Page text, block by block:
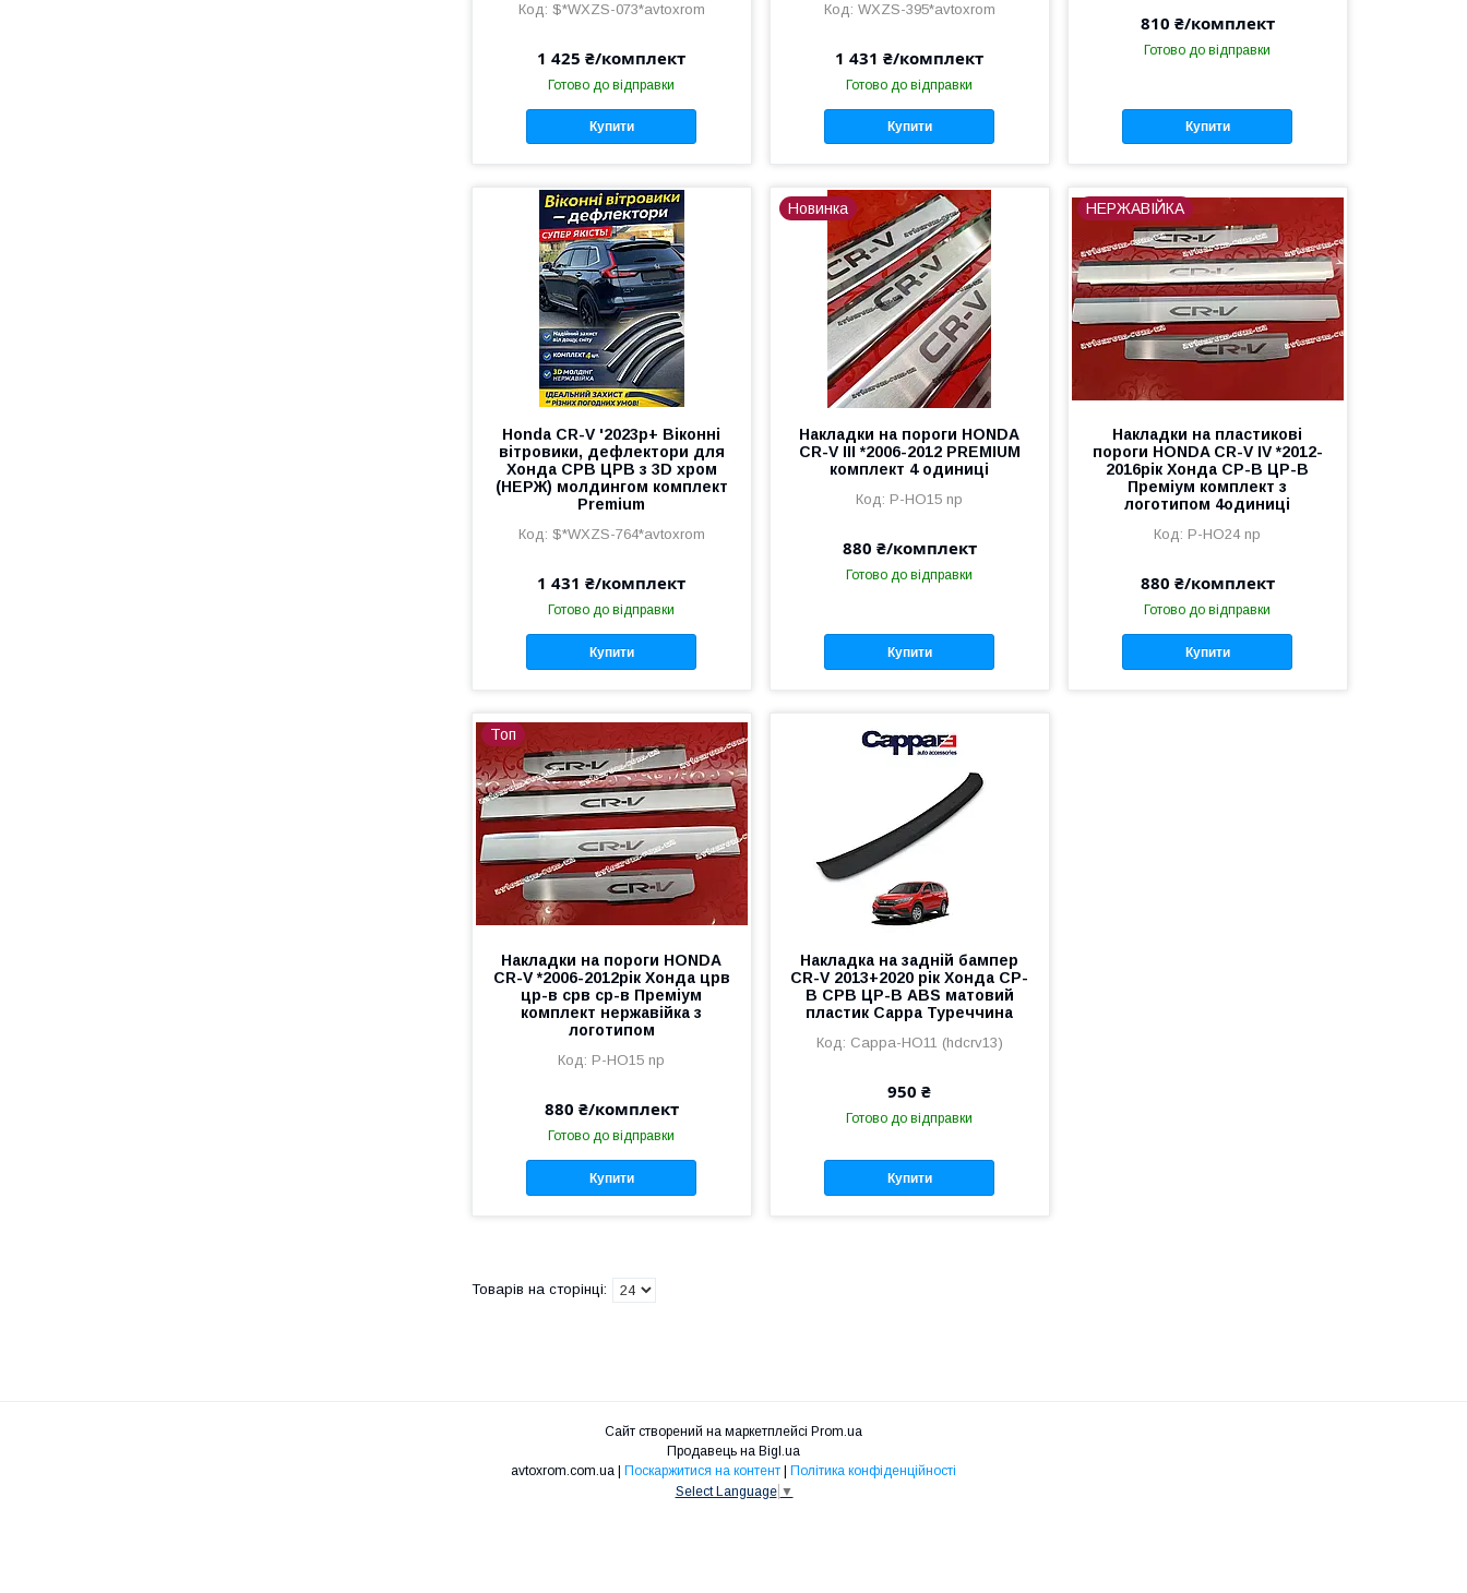
$*WXZS-073*avtoxrom
1 425 ₴/комплект
Готово до відправки
Купити
WXZS-395*avtoxrom
1 431 ₴/комплект
Готово до відправки
Купити
810 ₴/комплект
Готово до відправки
Купити
Honda CR-V '2023р+ Віконні
вітровики, дефлектори для
Хонда СРВ ЦРВ з 3D хром
(НЕРЖ) молдингом комплект
Premium
$*WXZS-764*avtoxrom
1 431 ₴/комплект
Готово до відправки
Купити
Новинка
Накладки на пороги HONDA
CR-V III *2006-2012 PREMIUM
комплект 4 одиниці
P-HO15 np
880 ₴/комплект
Готово до відправки
Купити
НЕРЖАВІЙКА
Накладки на пластикові
пороги HONDA CR-V IV *2012-
2016рік Хонда СР-В ЦР-В
Преміум комплект з
логотипом 4одиниці
P-HO24 np
880 ₴/комплект
Готово до відправки
Купити
Топ
Накладки на пороги HONDA
CR-V *2006-2012рік Хонда црв
цр-в срв ср-в Преміум
комплект нержавійка з
логотипом
P-HO15 np
880 ₴/комплект
Готово до відправки
Купити
Накладка на задній бампер
CR-V 2013+2020 рік Хонда СР-
В СРВ ЦР-В ABS матовий
пластик Cappa Туреччина
Cappa-HO11 (hdcrv13)
950 ₴
Готово до відправки
Купити
Сайт створений на маркетплейсі Prom.ua
Продавець на Bigl.ua
Поскаржитися на контент
Політика конфіденційності
Select Language ▼